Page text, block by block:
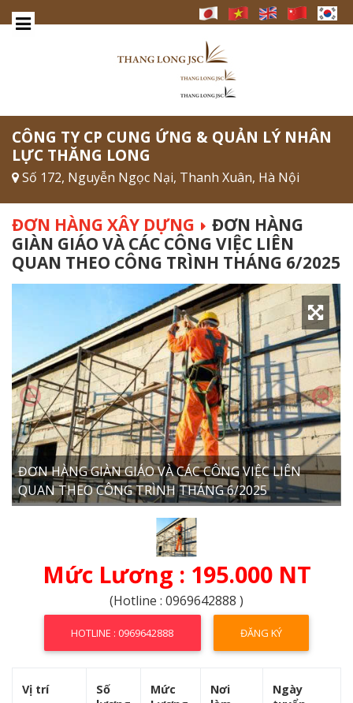
CÔNG TY CP CUNG ỨNG & QUẢN LÝ NHÂN
LỰC THĂNG LONG
Số 172, Nguyễn Ngọc Nại, Thanh Xuân, Hà Nội
ĐƠN HÀNG XÂY DỰNG
ĐƠN HÀNG
GIÀN GIÁO VÀ CÁC CÔNG VIỆC LIÊN
QUAN THEO CÔNG TRÌNH THÁNG 6/2025
ĐƠN HÀNG GIÀN GIÁO VÀ CÁC CÔNG VIỆC LIÊN
QUAN THEO CÔNG TRÌNH THÁNG 6/2025
Mức Lương : 195.000 NT
(Hotline : 0969642888 )
HOTLINE : 0969642888 ĐĂNG KÝ
Vị trí
Số
Mức
Nơi
Ngày